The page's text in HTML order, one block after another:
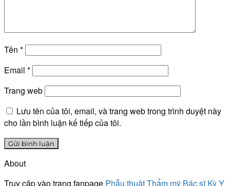
Tên *
Email *
Trang web
Lưu tên của tôi, email, và trang web trong trình duyệt này
cho lần bình luận kế tiếp của tôi.
About
Truy cập vào trang fanpage Phẫu thuật Thẩm mỹ Bác sĩ Kỳ Y